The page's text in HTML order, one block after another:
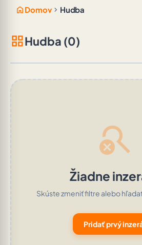
home Domov chevron_right Hudba
grid_viewHudba (0)
search_off
Žiadne
Skúste zmeniť filtre alebo
Pridať prvý